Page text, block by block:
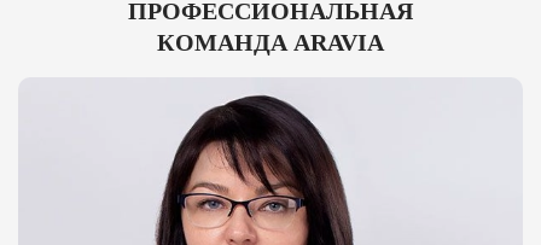
ПРОФЕССИОНАЛЬНАЯ
КОМАНДА ARAVIA